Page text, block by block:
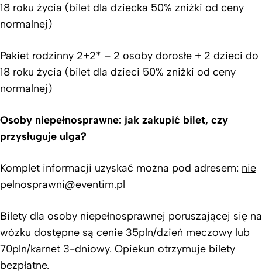
18 roku życia (bilet dla dziecka 50% zniżki od ceny
normalnej)
Pakiet rodzinny 2+2* – 2 osoby dorosłe + 2 dzieci do
18 roku życia (bilet dla dzieci 50% zniżki od ceny
normalnej)
Osoby niepełnosprawne: jak zakupić bilet, czy
przysługuje ulga?
Komplet informacji uzyskać można pod adresem: nie
pelnosprawni@eventim.pl
Bilety dla osoby niepełnosprawnej poruszającej się na
wózku dostępne są cenie 35pln/dzień meczowy lub
70pln/karnet 3-dniowy. Opiekun otrzymuje bilety
bezpłatne.